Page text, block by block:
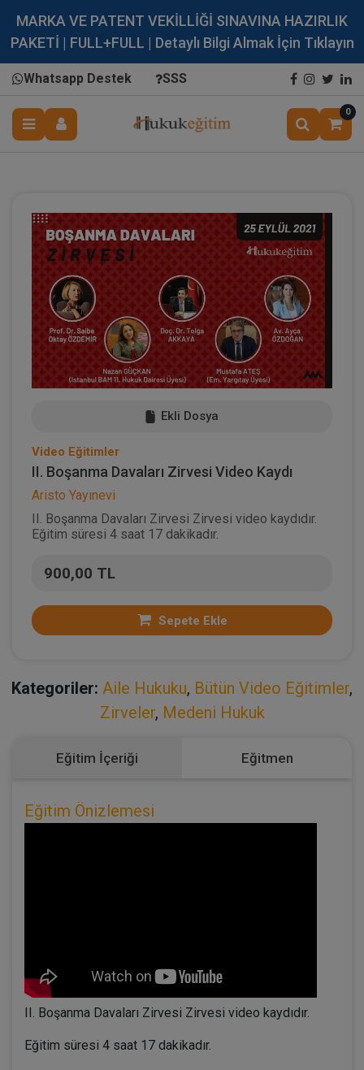
MARKA VE PATENT VEKİLLİĞİ SINAVINA HAZIRLIK
PAKETİ | FULL+FULL | Detaylı Bilgi Almak İçin Tıklayın
Whatsapp Destek SSS
0
Ekli Dosya
Video Eğitimler
II. Boşanma Davaları Zirvesi Video Kaydı
Aristo Yayınevi
II. Boşanma Davaları Zirvesi Zirvesi video kaydıdır.
Eğitim süresi 4 saat 17 dakikadır.
900,00 TL
Sepete Ekle
Kategoriler: Aile Hukuku, Bütün Video Eğitimler,
Zirveler, Medeni Hukuk
Eğitim İçeriği Eğitmen
Eğitim Önizlemesi
II. Boşanma Davaları Zirvesi Zirvesi video kaydıdır.
Eğitim süresi 4 saat 17 dakikadır.